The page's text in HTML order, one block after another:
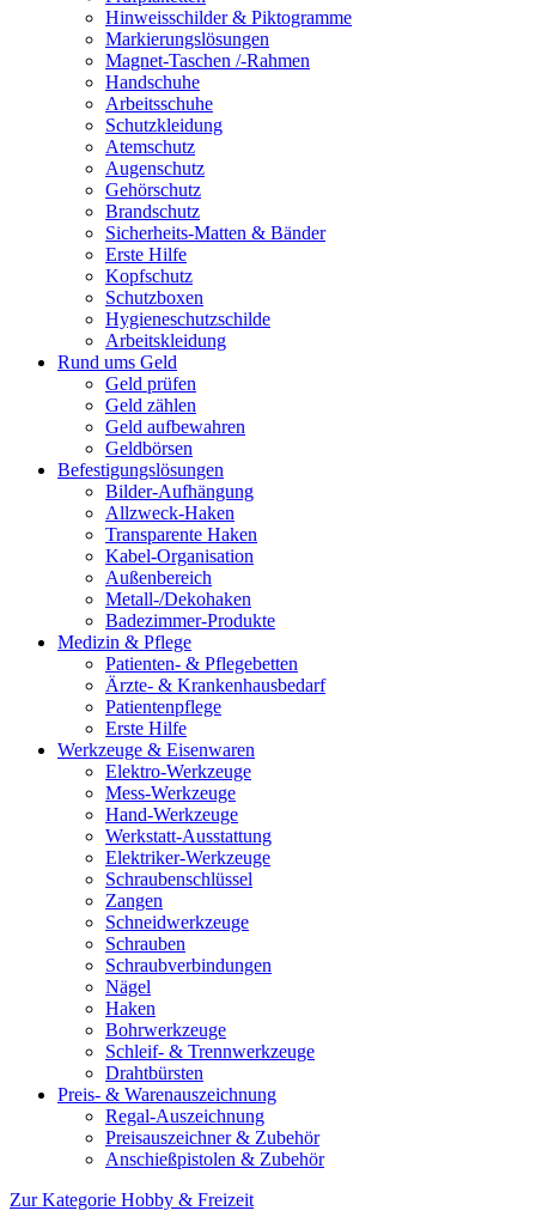
Hinweisschilder & Piktogramme
Markierungslösungen
Magnet-Taschen /-Rahmen
Handschuhe
Arbeitsschuhe
Schutzkleidung
Atemschutz
Augenschutz
Gehörschutz
Brandschutz
Sicherheits-Matten & Bänder
Erste Hilfe
Kopfschutz
Schutzboxen
Hygieneschutzschilde
Arbeitskleidung
Rund ums Geld
Geld prüfen
Geld zählen
Geld aufbewahren
Geldbörsen
Befestigungslösungen
Bilder-Aufhängung
Allzweck-Haken
Transparente Haken
Kabel-Organisation
Außenbereich
Metall-/Dekohaken
Badezimmer-Produkte
Medizin & Pflege
Patienten- & Pflegebetten
Ärzte- & Krankenhausbedarf
Patientenpflege
Erste Hilfe
Werkzeuge & Eisenwaren
Elektro-Werkzeuge
Mess-Werkzeuge
Hand-Werkzeuge
Werkstatt-Ausstattung
Elektriker-Werkzeuge
Schraubenschlüssel
Zangen
Schneidwerkzeuge
Schrauben
Schraubverbindungen
Nägel
Haken
Bohrwerkzeuge
Schleif- & Trennwerkzeuge
Drahtbürsten
Preis- & Warenauszeichnung
Regal-Auszeichnung
Preisauszeichner & Zubehör
Anschießpistolen & Zubehör
Zur Kategorie Hobby & Freizeit